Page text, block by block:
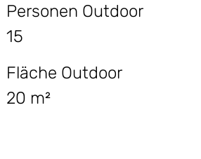
Personen Outdoor
15
Fläche Outdoor
20 m²